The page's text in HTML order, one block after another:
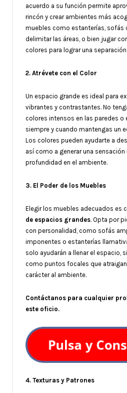
acuerdo a su función permite
rincón y crear ambientes más
muebles como estanterías, sofás
delimitar las áreas, o bien jugar
colores para lograr una
2. Atrévete con el Color
Un espacio grande es ideal para
vibrantes y contrastantes. No
colores intensos en las paredes o
siempre y cuando mantengas un
Los colores pueden ayudarte a
así como a generar una sensación
profundidad en el ambiente.
3. El Poder de los Muebles
Elegir los muebles adecuados es
de espacios grandes. Opta por
con personalidad, como sofás
imponentes o estanterías
solo ayudarán a llenar el espacio,
como puntos focales que
carácter al ambiente.
Contáctanos para cualquier
este oficio.
4. Texturas y Patrones